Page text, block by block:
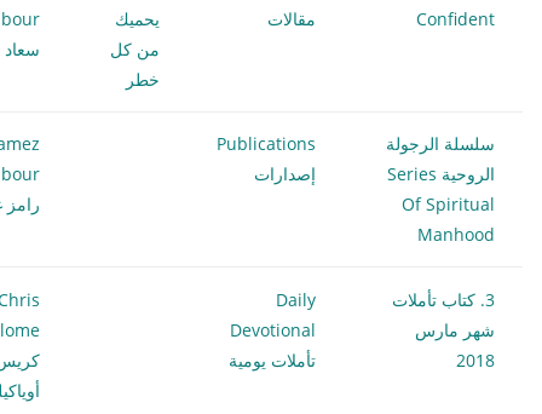
Confident
مقالات
يحميك
من كل
خطر
سعاد
سلسلة الرجولة
الروحية Series
Of Spiritual
Manhood
Publications
إصدارات
رامز
3. كتاب تأملات
شهر مارس
2018
Daily
Devotional
تأملات يومية